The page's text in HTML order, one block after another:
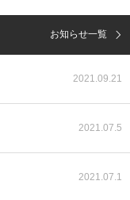
2021.09.21
2021.07.5
2021.07.1
お知らせ一覧